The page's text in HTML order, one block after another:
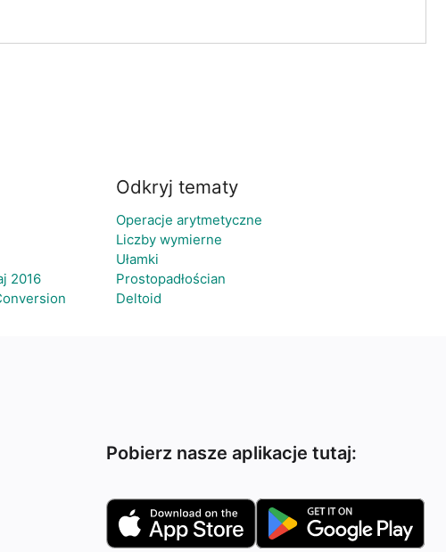
2016
Odkryj tematy
Operacje arytmetyczne
Liczby wymierne
Ułamki
Prostopadłościan
Deltoid
Pobierz nasze aplikacje tutaj: